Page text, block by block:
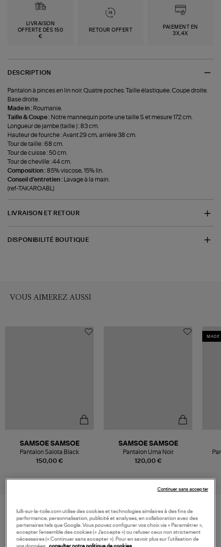
LIVRAISON
OFFERTE DÈS 150
€
RETOUR OFFERT
PAIEMENT EN
3X,4X
DESCRIPTION
Pantalon à pinces en lin noir. Quatre poches. Taille élastiquée. Coupe droite.
Base droite.
Made in : Roumanie.
Taille & Coupe : Notre mannequin porte une taille S et mesure 172 cm.
Longueur de jambe (taille ) : 83 cm.
Hauteur de fourche : Avant 29 cm, arrière 38 cm.
Tour de taille : 68 cm.
Tour de cuisse : 50 cm.
Tour de cheville : 44 cm.
Composition :85% viscose, 15% lin.
Conseil d'entretien : Lavage à la main.
(ref-TAKAROABL)
LIVRAISON ET RETOUR
DISPONIBILITÉ BOUTIQUE
VOUS AIMEREZ AUSSI
150,00 €
SAMSOE SAMSOE
Pantalon Salota Black
120,00 €
SAMSOE SAMSOE
Pantalon Uma Noir
MADE
VOS DERNIERS PRODUITS VUS
lulli-sur-la-toile.com utilise des cookies et technologies similaires à des fins de
performance, personnalisation, publicité et analyses, en collaboration avec des
partenaires tels que Google. Vous pouvez configurer vos choix via « Paramétrer »,
accepter l’ensemble des cookies (« J’accepte ») ou refuser ceux non strictement
nécessaires (« Continuer sans accepter »). Pour en savoir plus sur l’utilisation de
Continuer sans accepter